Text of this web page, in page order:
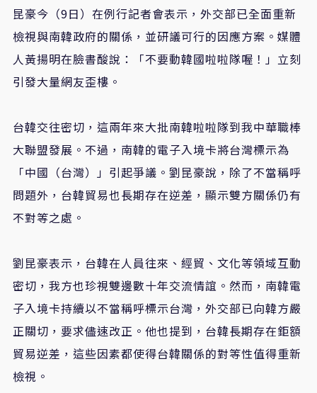
昆豪今（9日）在例行記者會表示，外交部已全面重新
檢視與南韓政府的關係，並研議可行的因應方案。媒體
人黃揚明在臉書酸說：「不要動韓國啦啦隊喔！」立刻
引發大量網友歪樓。
台韓交往密切，這兩年來大批南韓啦啦隊到我中華職棒
大聯盟發展。不過，南韓的電子入境卡將台灣標示為
「中國（台灣）」引起爭議。劉昆豪說，除了不當稱呼
問題外，台韓貿易也長期存在逆差，顯示雙方關係仍有
不對等之處。
劉昆豪表示，台韓在人員往來、經貿、文化等領域互動
密切，我方也珍視雙邊數十年交流情誼。然而，南韓電
子入境卡持續以不當稱呼標示台灣，外交部已向韓方嚴
正關切，要求儘速改正。他也提到，台韓長期存在鉅額
貿易逆差，這些因素都使得台韓關係的對等性值得重新
檢視。